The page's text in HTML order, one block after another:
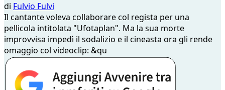
di Fulvio Fulvi
Il cantante voleva collaborare col regista per una
pellicola intitolata "Ufotaplan". Ma la sua morte
improvvisa impedì il sodalizio e il cineasta ora gli rende
omaggio col videoclip: &qu